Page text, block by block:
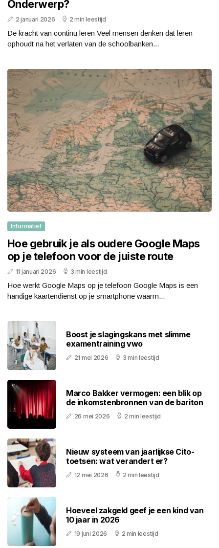
Onderwerp?
2 januari 2026 2 min leestijd
De kracht van continu leren Veel mensen denken dat leren
ophoudt na het verlaten van de schoolbanken...
Informatief
Hoe gebruik je als oudere Google Maps
op je telefoon voor de juiste route
11 januari 2026 3 min leestijd
Hoe werkt Google Maps op je telefoon Google Maps is een
handige kaartendienst op je smartphone waarm...
Boost je slagingskans met slimme
examentraining vwo
21 mei 2026 3 min leestijd
Marco Bakker vermogen: een blik op
de inkomstenbronnen van de bariton
26 mei 2026 2 min leestijd
Nieuw systeem van jaarlijkse Cito-
toetsen: wat verandert er?
12 mei 2026 2 min leestijd
Hoeveel zakgeld geef je een kind van
10 jaar in 2026
19 juni 2026 2 min leestijd